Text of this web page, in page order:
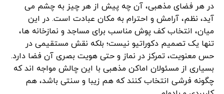
در هر فضای مذهبی، آن‌ چه پیش از هر چیز به چشم می‌
آید، نظم، آرامش و احترام به مکان عبادت است. در این
میان، انتخاب کف ‌پوش مناسب برای مساجد و نمازخانه‌ ها،
تنها یک تصمیم دکوراتیو نیست؛ بلکه نقش مستقیمی در
حس معنویت، تمرکز در نماز و حتی هویت بصری آن فضا دارد.
بسیاری از مسئولان اماکن مذهبی با این چالش مواجه‌ اند که
چگونه فرشی انتخاب کنند که هم زیبا و سنتی باشد، هم